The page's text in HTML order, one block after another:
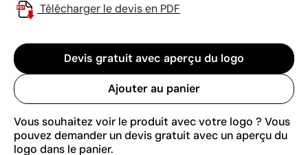
Télécharger le devis en PDF
Devis gratuit avec aperçu du logo
Ajouter au panier
Vous souhaitez voir le produit avec votre logo ? Vous
pouvez demander un devis gratuit avec un aperçu du
logo dans le panier.